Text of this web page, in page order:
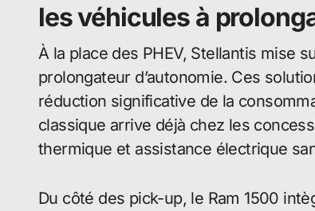
les véhicules à
À la place des PHEV, Stellantis mise
prolongateur d’autonomie. Ces
réduction significative de la
classique arrive déjà chez les
thermique et assistance électrique
Du côté des pick-up, le Ram 1500